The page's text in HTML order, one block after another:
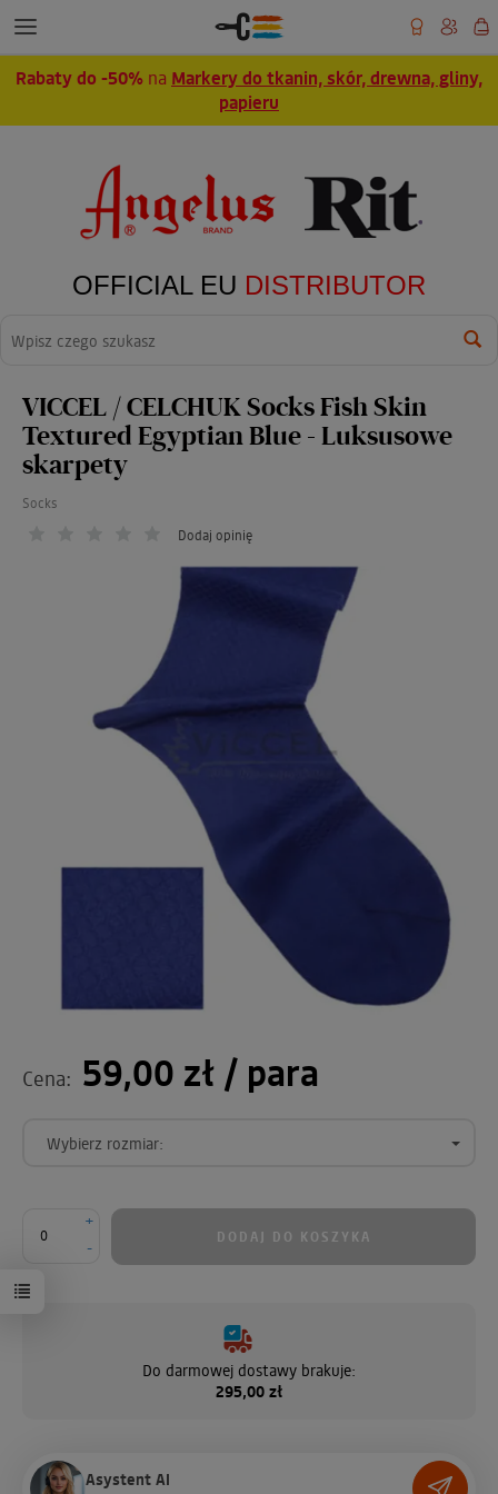
Rabaty do -50% na Markery do tkanin, skór, drewna, gliny,
papieru
OFFICIAL EU DISTRIBUTOR
VICCEL / CELCHUK Socks Fish Skin
Textured Egyptian Blue - Luksusowe
skarpety
Socks
Dodaj opinię
Cena: 59,00 zł / para
Wybierz rozmiar:
-
+
DODAJ DO KOSZYKA
Do darmowej dostawy brakuje:
295,00 zł
Asystent AI